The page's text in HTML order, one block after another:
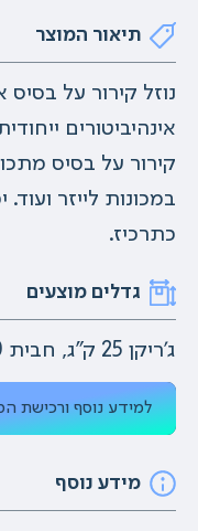
תיאור המוצר
נוזל קירור על
אינהיביטורים
קירור על בסיס
במכונות לייזר
כתרכיז.
גדלים מוצעים
ג'ריקן 25 ק"ג, חבית 200 ק"ג, קוביה 1000 ק"ג
למידע נוסף ורכישת
מידע נוסף